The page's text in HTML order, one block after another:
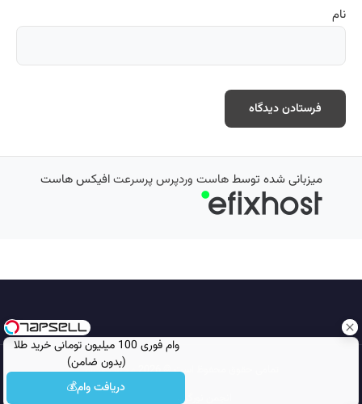
وام فوری 100 میلیون تومانی خرید طلا
(بدون ضامن)
دریافت وام💰
نام
میزبانی شده توسطهاست وردپرس پرسرعتافیکس هاست
تمامی حقوق محفوظ است © 2026
مجله نورگرام
انجمن نورگرام